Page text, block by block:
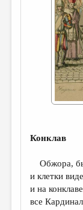
ОТДЕЛЫ И РУБРИКИ
ИЗБРАННОЕ
ДАЙДЖЕСТ
ПЕРЕВОДЫ
ДЕТСКАЯ
КНИЖНАЯ
ОБЗОР
СТРАНИЦЫ
Конклав
Обжора,
и клетки
и на
все